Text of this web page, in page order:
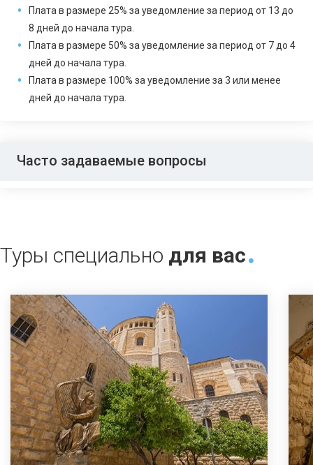
Плата в размере 25% за уведомление за период от 13 до
8 дней до начала тура.
Плата в размере 50% за уведомление за период от 7 до 4
дней до начала тура.
Плата в размере 100% за уведомление за 3 или менее
дней до начала тура.
Часто задаваемые вопросы
Туры специально для вас